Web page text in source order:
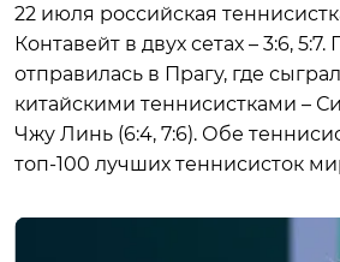
22 июля российская
Контавейт в двух сетах – 3:6,
отправилась в Прагу, где
китайскими теннисистками –
Чжу Линь (6:4, 7:6). Обе
топ-100 лучших теннисисток